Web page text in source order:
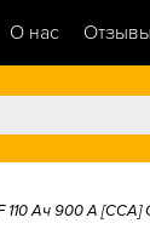
О нас Отзывы
110 Ач 900 А [CCA]